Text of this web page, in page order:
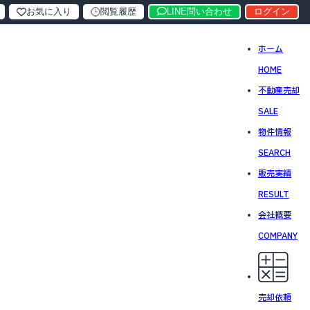
ホーム
HOME
不動産売却
SALE
物件情報
SEARCH
販売実績
RESULT
会社概要
COMPANY
売却依頼
お気に入り 閲覧履歴 LINE問い合わせ ログイン